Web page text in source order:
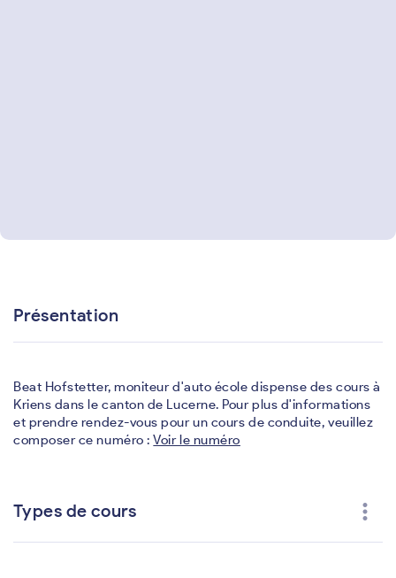
Présentation
Beat Hofstetter, moniteur d'auto école dispense des cours à
Kriens dans le canton de Lucerne. Pour plus d'informations
et prendre rendez-vous pour un cours de conduite, veuillez
composer ce numéro :Voir le numéro
Types de cours more_vert